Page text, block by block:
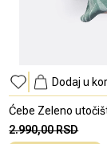
Dodaj u
Ćebe Zeleno
2.990,00 RSD